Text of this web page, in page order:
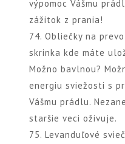
výpomoc Vášmu
zážitok z prania!
74. Obliečky na
skrinka kde máte
Možno bavlnou?
energiu sviežosti s
Vášmu prádlu.
staršie veci oživuje.
75. Levanduľové